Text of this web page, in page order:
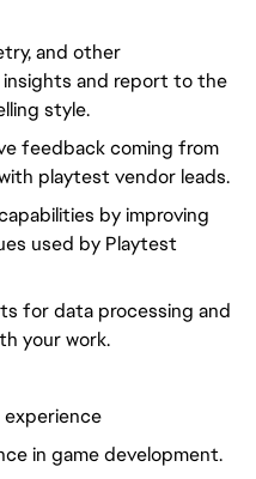
and other
and report to the
style.
feedback coming from
playtest vendor leads.
by improving
used by Playtest
for data processing and
your work.
in game development.